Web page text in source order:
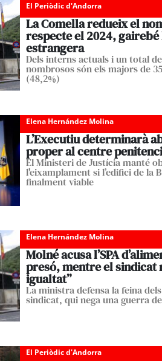
El Periòdic d'Andorra
La Comella redueix el
respecte el 2024,
estrangera
Dels interns actuals i un total
nombrosos són els majors de
(48,2%)
Elena Hernández Molina
L’Executiu determinarà
proper al centre
El Ministeri de Justícia manté
l'eixamplament si l’edifici de la
finalment viable
Elena Hernández Molina
Molné acusa l’SPA
presó, mentre el sindicat
igualtat”
La ministra defensa la feina
sindicat, qui nega una guerra
El Periòdic d'Andorra